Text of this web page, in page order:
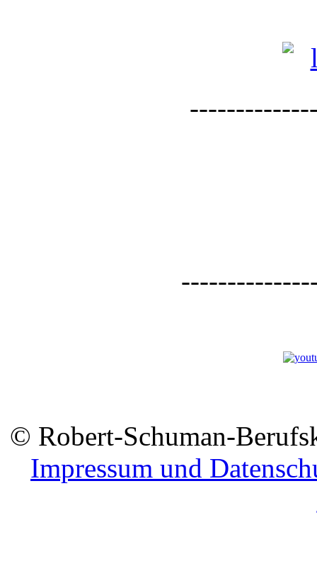
© Robert-Schuman-
Impressum und